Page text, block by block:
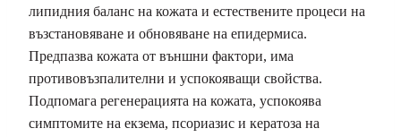
липидния баланс на кожата и естествените процеси на
възстановяване и обновяване на епидермиса.
Предпазва кожата от външни фактори, има
противовъзпалителни и успокояващи свойства.
Подпомага регенерацията на кожата, успокоява
симптомите на екзема, псориазис и кератоза на